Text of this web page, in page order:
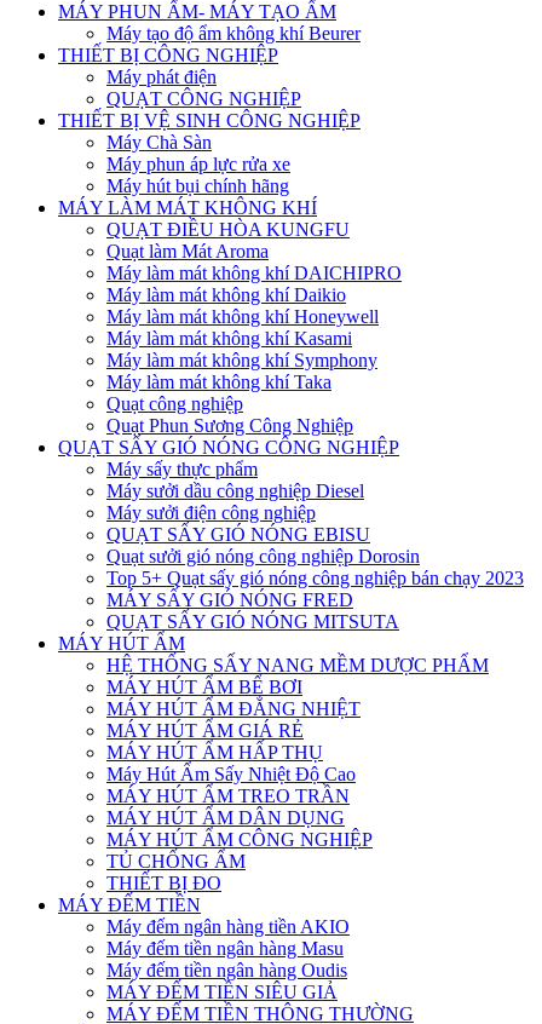
MÁY PHUN ẨM- MÁY TẠO ẨM
Máy tạo độ ẩm không khí Beurer
THIẾT BỊ CÔNG NGHIỆP
Máy phát điện
QUẠT CÔNG NGHIỆP
THIẾT BỊ VỆ SINH CÔNG NGHIỆP
Máy Chà Sàn
Máy phun áp lực rửa xe
Máy hút bụi chính hãng
MÁY LÀM MÁT KHÔNG KHÍ
QUẠT ĐIỀU HÒA KUNGFU
Quạt làm Mát Aroma
Máy làm mát không khí DAICHIPRO
Máy làm mát không khí Daikio
Máy làm mát không khí Honeywell
Máy làm mát không khí Kasami
Máy làm mát không khí Symphony
Máy làm mát không khí Taka
Quạt công nghiệp
Quạt Phun Sương Công Nghiệp
QUẠT SẤY GIÓ NÓNG CÔNG NGHIỆP
Máy sấy thực phẩm
Máy sưởi dầu công nghiệp Diesel
Máy sưởi điện công nghiệp
QUẠT SẤY GIÓ NÓNG EBISU
Quạt sưởi gió nóng công nghiệp Dorosin
Top 5+ Quạt sấy gió nóng công nghiệp bán chạy 2023
MÁY SẤY GIÓ NÓNG FRED
QUẠT SẤY GIÓ NÓNG MITSUTA
MÁY HÚT ẨM
HỆ THỐNG SẤY NANG MỀM DƯỢC PHẨM
MÁY HÚT ẨM BỂ BƠI
MÁY HÚT ẨM ĐẲNG NHIỆT
MÁY HÚT ẨM GIÁ RẺ
MÁY HÚT ẨM HẤP THỤ
Máy Hút Ẩm Sấy Nhiệt Độ Cao
MÁY HÚT ẨM TREO TRẦN
MÁY HÚT ẨM DÂN DỤNG
MÁY HÚT ẨM CÔNG NGHIỆP
TỦ CHỐNG ẨM
THIẾT BỊ ĐO
MÁY ĐẾM TIỀN
Máy đếm ngân hàng tiền AKIO
Máy đếm tiền ngân hàng Masu
Máy đếm tiền ngân hàng Oudis
MÁY ĐẾM TIỀN SIÊU GIẢ
MÁY ĐẾM TIỀN THÔNG THƯỜNG